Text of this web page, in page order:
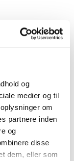
og
medier og til
om
partnere inden
og
disse
dem, eller som